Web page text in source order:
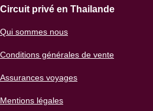
Circuit privé en Thailande
Qui sommes nous
Conditions générales de vente
Assurances voyages
Mentions légales